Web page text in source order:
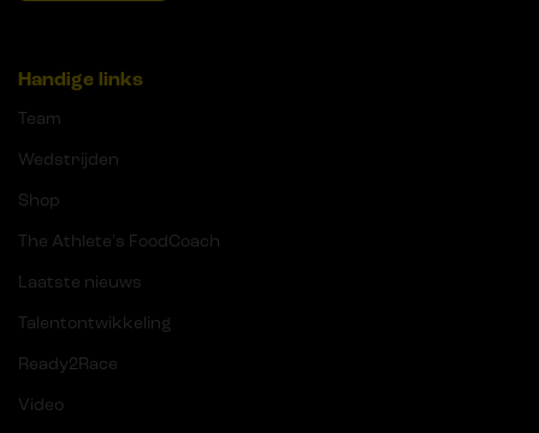
Handige links
Team
Wedstrijden
Shop
The Athlete's FoodCoach
Laatste nieuws
Talentontwikkeling
Ready2Race
Video